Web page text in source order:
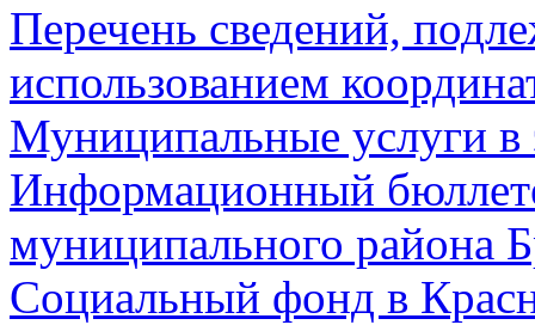
Перечень сведений,
использованием
Муниципальные услуги в
Информационный
муниципального района
Социальный фонд в